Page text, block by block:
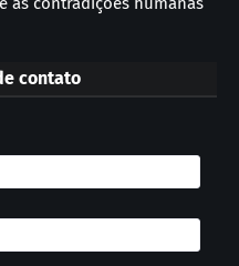
contato